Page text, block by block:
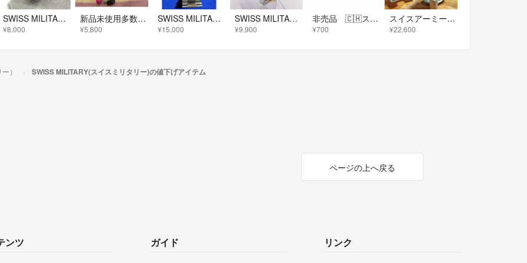
SWISS MILITARY スイスミリタリー ミリタリーウォッチ 腕時計 クォーツ/SS/ 6-413/6-513/ハノワ シルバーカラー レディース / 240001203119
¥8,000
新品未使用多数セット 防災用品 キャンピング キャンプ 防犯 スイステック
¥5,800
SWISS MILITARY 腕時計CHRONOGRAPH ブラック
¥15,000
SWISS MILITARY スイスミリタリー ハノワQZ シルバー文字盤デイト
¥9,900
非売品 🇨🇭スイスミリタリー🇨🇭 ネームタグ
¥700
スイスアーミー ミリタリー 方位計 温度計 メンズ腕時計 稼働品
¥22,600
） SWISS MILITARY(スイスミリタリー)の値下げアイテム
ページの上へ戻る
ンツ ガイド リンク